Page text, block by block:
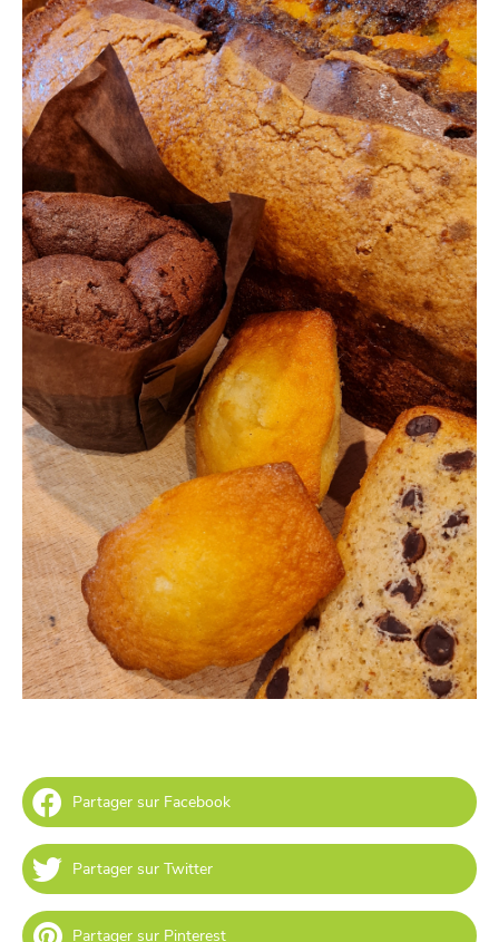
Partager sur Facebook
Partager sur Twitter
Partager sur Pinterest